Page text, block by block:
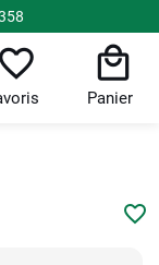
Panier